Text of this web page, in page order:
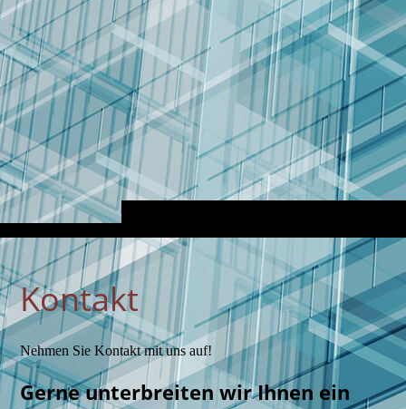
Kontakt
Nehmen Sie Kontakt mit uns auf!
Gerne unterbreiten wir Ihnen ein